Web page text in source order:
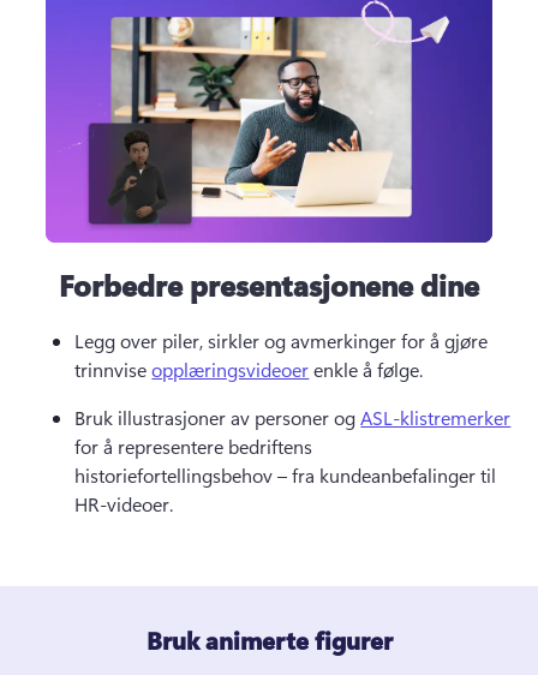
Forbedre presentasjonene dine
Legg over piler, sirkler og avmerkinger for å gjøre
trinnvise opplæringsvideoer enkle å følge.
Bruk illustrasjoner av personer og ASL-klistremerker
for å representere bedriftens
historiefortellingsbehov – fra kundeanbefalinger til
HR-videoer.
Bruk animerte figurer